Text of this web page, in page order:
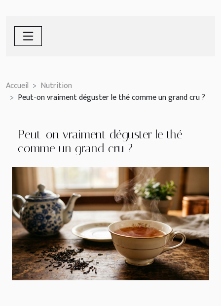
Accueil
Nutrition
Peut-on vraiment déguster le thé comme un grand cru ?
Peut-on vraiment déguster le thé
comme un grand cru ?